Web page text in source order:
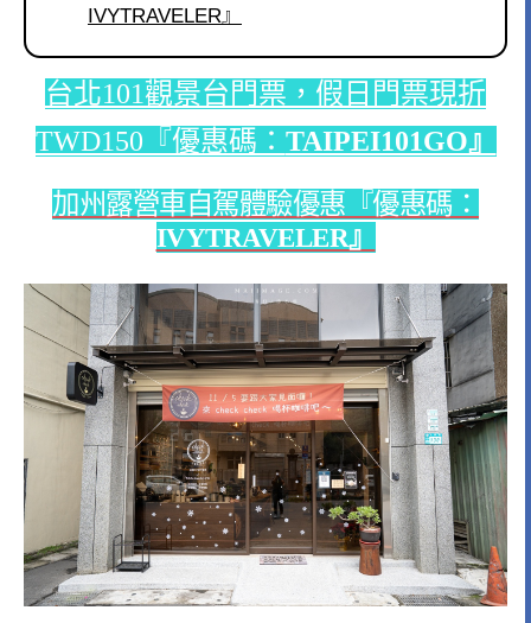
IVYTRAVELER』
台北101觀景台門票，假日門票現折
TWD150『優惠碼： TAIPEI101GO』
加州露營車自駕體驗優惠『優惠碼：
IVYTRAVELER』